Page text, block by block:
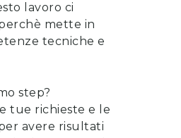
lavoro ci
mette in
tecniche e
step?
tue richieste e le
avere risultati